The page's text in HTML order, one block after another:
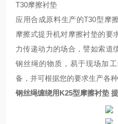
T30摩擦衬垫
应用合成原料生产的T30型摩
摩擦式提升机对摩擦衬垫的要
力传递动力的场合，譬如索道
钢丝绳的物质，易于现场加
备，并可根据您的要求生产各种
钢丝绳缠绕用K25型摩擦衬垫